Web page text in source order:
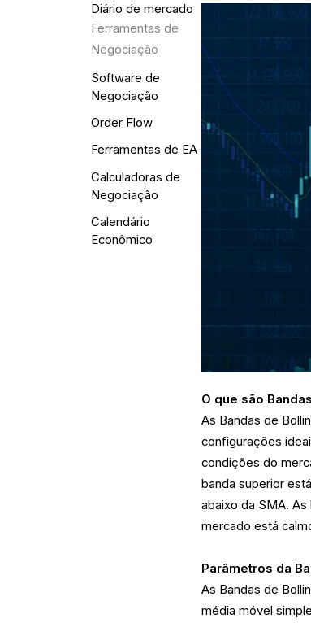
Diário de mercado
Ferramentas de
Negociação
Software de
Negociação
Order Flow
Ferramentas de EA
Calculadoras de
Negociação
Calendário
Econômico
O que são
As Bandas de
configurações
condições do
banda superior
abaixo da SMA.
mercado está
Parâmetros da
As Bandas de
média móvel